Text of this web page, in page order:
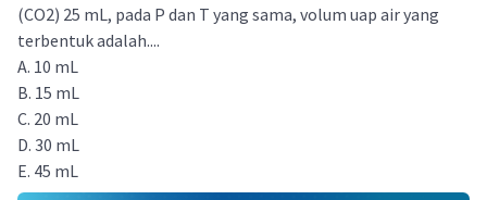
(CO2) 25 mL, pada P dan T yang sama, volum uap air yang
terbentuk adalah....
A. 10 mL
B. 15 mL
C. 20 mL
D. 30 mL
E. 45 mL